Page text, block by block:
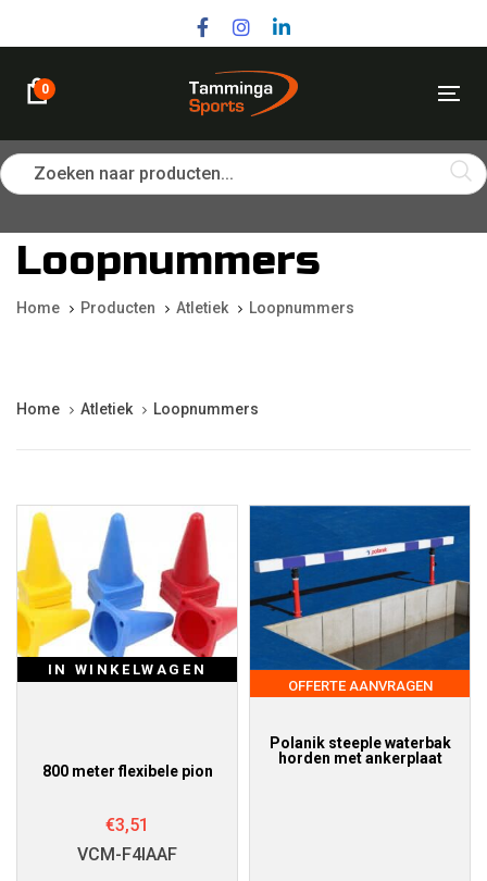
navigation
content
0
Zoeken naar producten...
Loopnummers
Home Producten Atletiek Loopnummers
Home Atletiek Loopnummers
IN WINKELWAGEN
800 meter flexibele pion
€3,51
VCM-F4IAAF
OFFERTE AANVRAGEN
Polanik steeple waterbak
horden met ankerplaat